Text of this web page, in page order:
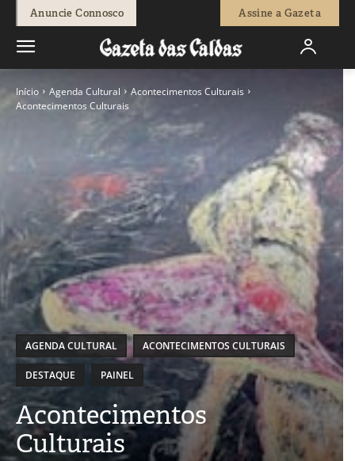
Anuncie Connosco Assine a Gazeta
Início Agenda Cultural
Acontecimentos Culturais
Acontecimentos Culturais
AGENDA CULTURAL ACONTECIMENTOS CULTURAIS
DESTAQUE PAINEL
Acontecimentos
Culturais